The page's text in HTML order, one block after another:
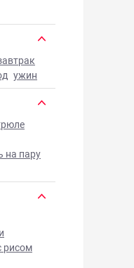
ужин
на пару
рисом